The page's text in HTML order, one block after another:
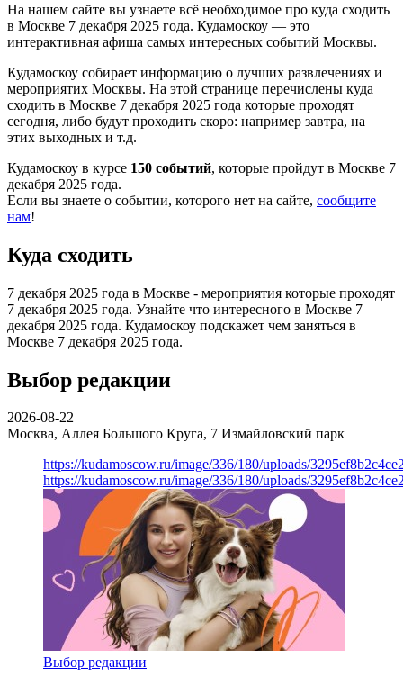
На нашем сайте вы узнаете всё необходимое про куда сходить
в Москве 7 декабря 2025 года. Кудамоскоу — это
интерактивная афиша самых интересных событий Москвы.
Кудамоскоу собирает информацию о лучших развлечениях и
мероприятих Москвы. На этой странице перечислены куда
сходить в Москве 7 декабря 2025 года которые проходят
сегодня, либо будут проходить скоро: например завтра, на
этих выходных и т.д.
Кудамоскоу в курсе 150 событий, которые пройдут в Москве 7
декабря 2025 года.
Если вы знаете о событии, которого нет на сайте, сообщите
нам!
Куда сходить
7 декабря 2025 года в Москве - мероприятия которые проходят
7 декабря 2025 года. Узнайте что интересного в Москве 7
декабря 2025 года. Кудамоскоу подскажет чем заняться в
Москве 7 декабря 2025 года.
Выбор редакции
2026-08-22
Москва, Аллея Большого Круга, 7 Измайловский парк
https://kudamoscow.ru/image/336/180/uploads/
https://kudamoscow.ru/image/336/180/uploads/
Выбор редакции